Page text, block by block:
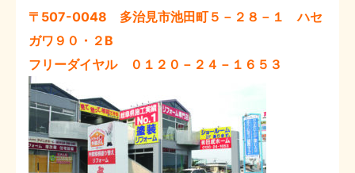
〒507-0048 多治見市池田町５－２８－１ ハセ
ガワ９０・２B
フリーダイヤル ０１２０－２４－１６５３